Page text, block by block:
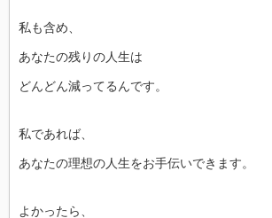
私も含め、
あなたの残りの人生は
どんどん減ってるんです。
私であれば、
あなたの理想の人生をお手伝いできます。
よかったら、